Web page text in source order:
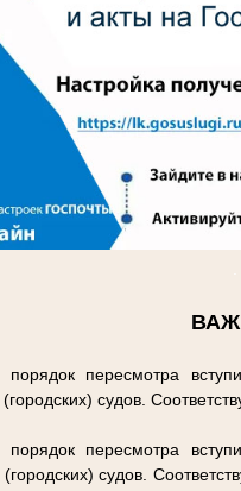
пересмотра
судов.
пересмотра
судов.